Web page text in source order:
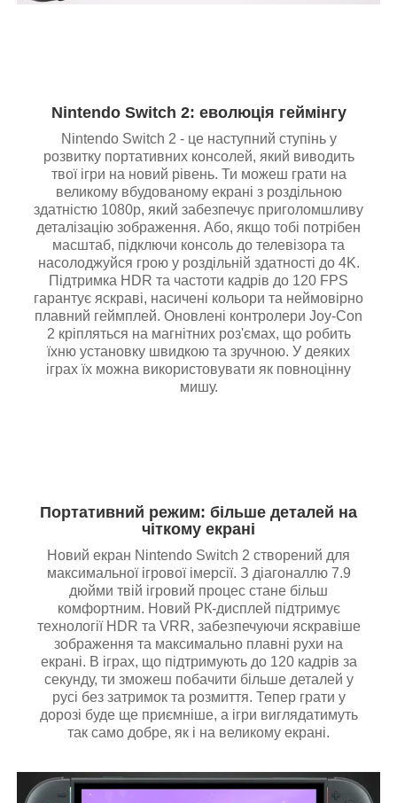
Nintendo Switch 2: еволюція геймінгу
Nintendo Switch 2 - це наступний ступінь у
розвитку портативних консолей, який виводить
твої ігри на новий рівень. Ти можеш грати на
великому вбудованому екрані з роздільною
здатністю 1080p, який забезпечує приголомшливу
деталізацію зображення. Або, якщо тобі потрібен
масштаб, підключи консоль до телевізора та
насолоджуйся грою у роздільній здатності до 4K.
Підтримка HDR та частоти кадрів до 120 FPS
гарантує яскраві, насичені кольори та неймовірно
плавний геймплей. Оновлені контролери Joy-Con
2 кріпляться на магнітних роз'ємах, що робить
їхню установку швидкою та зручною. У деяких
іграх їх можна використовувати як повноцінну
мишу.
Портативний режим: більше деталей на
чіткому екрані
Новий екран Nintendo Switch 2 створений для
максимальної ігрової імерсії. З діагоналлю 7.9
дюйми твій ігровий процес стане більш
комфортним. Новий РК-дисплей підтримує
технології HDR та VRR, забезпечуючи яскравіше
зображення та максимально плавні рухи на
екрані. В іграх, що підтримують до 120 кадрів за
секунду, ти зможеш побачити більше деталей у
русі без затримок та розмиття. Тепер грати у
дорозі буде ще приємніше, а ігри виглядатимуть
так само добре, як і на великому екрані.